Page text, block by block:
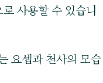
사용할 수 있습니
요셉과 천사의 모습